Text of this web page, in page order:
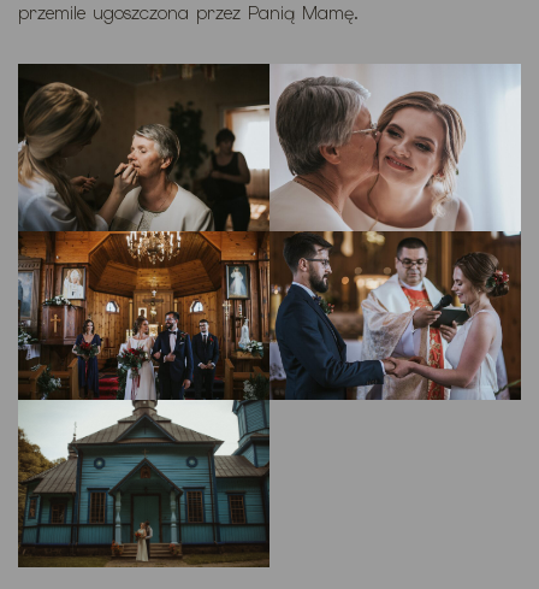
przemile ugoszczona przez Panią Mamę.